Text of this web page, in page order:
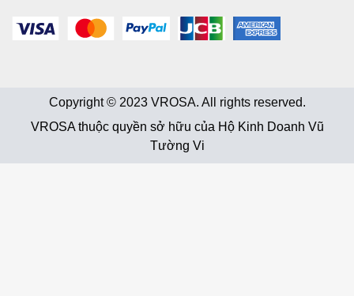
Copyright © 2023 VROSA. All rights reserved.
VROSA thuộc quyền sở hữu của Hộ Kinh Doanh Vũ
Tường Vi